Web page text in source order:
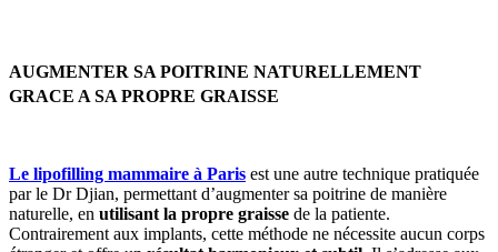
AUGMENTER SA POITRINE NATURELLEMENT
GRACE A SA PROPRE GRAISSE
Le lipofilling mammaire à Paris est une autre technique pratiquée
par le Dr Djian, permettant d’augmenter sa poitrine de manière
naturelle, en utilisant la propre graisse de la patiente.
Contrairement aux implants, cette méthode ne nécessite aucun corps